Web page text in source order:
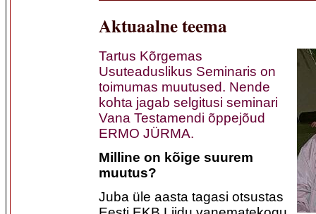
Aktuaalne teema
Tartus Kõrgemas
Usuteaduslikus Seminaris on
toimumas muutused. Nende
kohta jagab selgitusi seminari
Vana Testamendi õppejõud
ERMO JÜRMA.
Milline on kõige suurem
muutus?
Juba üle aasta tagasi otsustas